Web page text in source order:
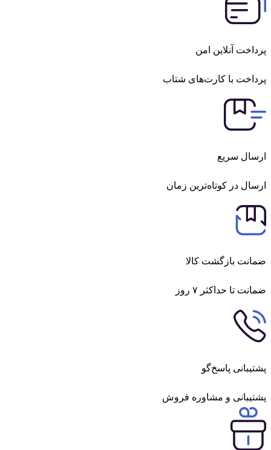
پرداخت آنلاین امن
پرداخت با کارت‌های شتاب
ارسال سریع
ارسال در کوتاه‌ترین زمان
ضمانت بازگشت کالا
ضمانت تا حداکثر ۷ روز
پشتیبانی پاسخ‌گو
پشتیبانی و مشاوره فروش